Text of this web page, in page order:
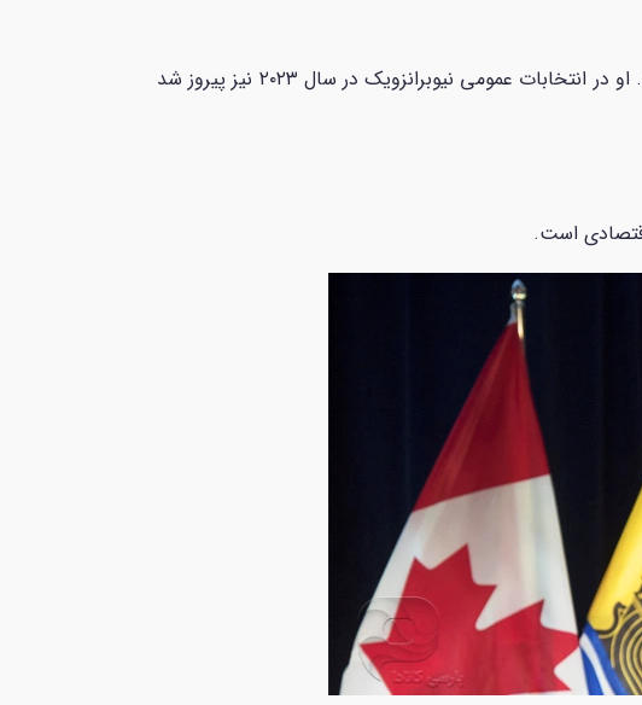
هیگز در انتخابات عمومی نیوبرانزویک در سال ۲۰۱۸ پیروز شد و به عنوان نخست‌وزیر این استان انتخاب شد. او در انتخابات عمومی نیوبرانزویک در سال ۲۰۲۳ نیز پیروز شد